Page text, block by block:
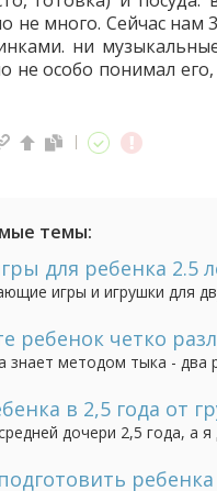
не много. Сейчас нам
ни
не особо понимал
темы:
для ребенка 2.5
игры и игрушки для
ребенок четко
знает методом тыка -
цвет как солнышко -
в 2,5 года от
дочери 2,5 года, а
и даже. когда нас с
ребенка